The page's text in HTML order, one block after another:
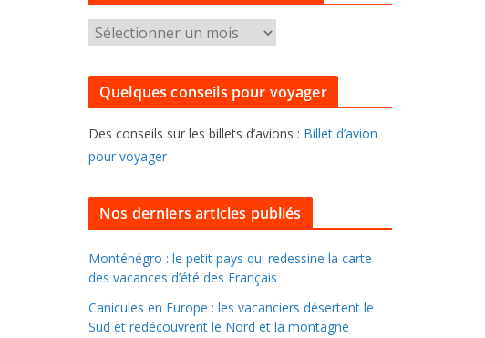
g
e
s
o
u
o
u
l
e
r
d
a
Quelques conseils pour voyager
Des conseils sur les billets d’avions : Billet d’avion
pour voyager
Nos derniers articles publiés
Monténégro : le petit pays qui redessine la carte
des vacances d’été des Français
Canicules en Europe : les vacanciers désertent le
Sud et redécouvrent le Nord et la montagne